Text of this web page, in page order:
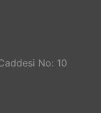
güvenli ödeme
bilerek,
getirebilirsiniz.
ürünler, aynı
ulaştırılır. Bu
No: 10